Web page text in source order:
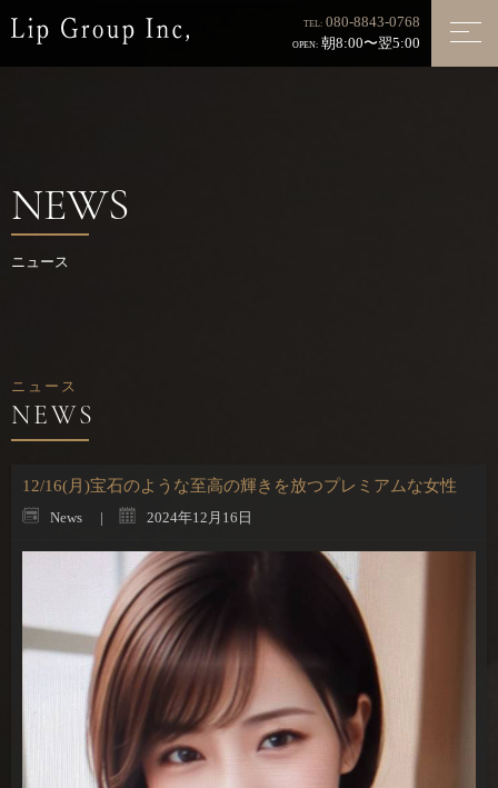
TEL: 080-8843-0768
OPEN: 朝8:00〜翌5:00
NEWS
ニュース
ニュース
12/16(月)宝石のような至高の輝きを放つプレミアムな女性
News 2024年12月16日